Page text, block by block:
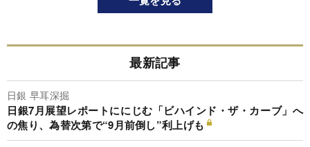
最新記事
日銀 早耳深掘
日銀7月展望レポートににじむ「ビハインド・ザ・カーブ」へ
の焦り、為替次第で“9月前倒し”利上げも